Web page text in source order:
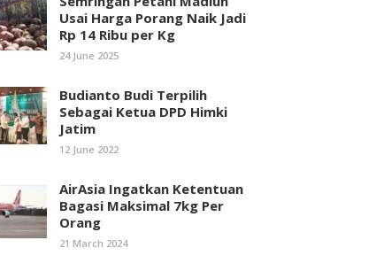
Usai Harga Porang Naik Jadi
Rp 14 Ribu per Kg
24 June 2025
Budianto Budi Terpilih
Sebagai Ketua DPD Himki
Jatim
12 June 2022
AirAsia Ingatkan Ketentuan
Bagasi Maksimal 7kg Per
Orang
21 March 2024